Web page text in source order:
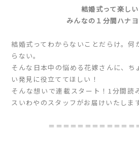
結婚式って楽しい
みんなの１分間ハナ
結婚式ってわからないことだらけ。何
らない。
そんな日本中の悩める花嫁さんに、ち
い発見に役立ててほしい！
そんな想いで連載スタート！1分間読
スいわやのスタッフがお届けいたしま
＝＝＝＝＝＝＝＝＝＝＝＝